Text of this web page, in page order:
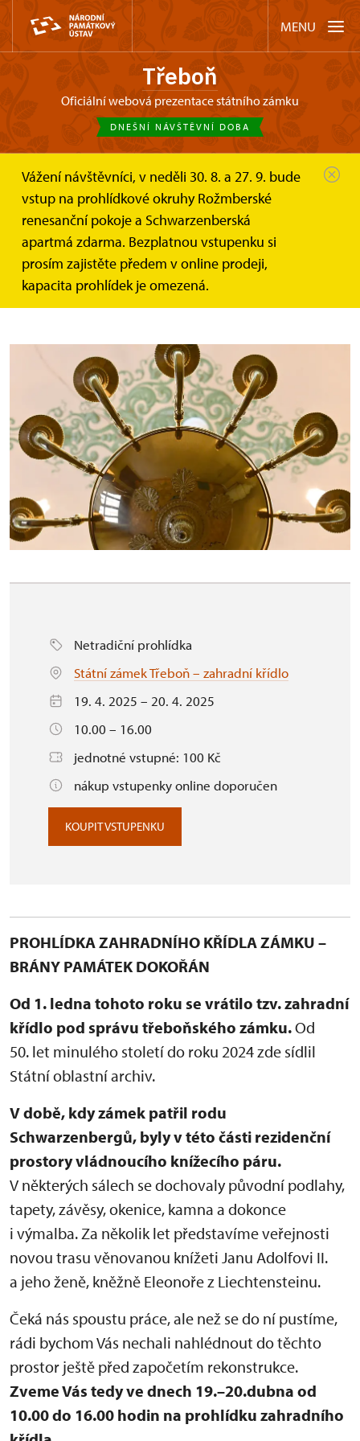
MENU
Třeboň
oficiální webová prezentace státního zámku
DNEŠNÍ NÁVŠTĚVNÍ DOBA
Vážení návštěvníci, v neděli 30. 8. a 27. 9. bude
vstup na prohlídkové okruhy Rožmberské
renesanční pokoje a Schwarzenberská
apartmá zdarma. Bezplatnou vstupenku si
prosím zajistěte předem v online prodeji,
kapacita prohlídek je omezená.
Třeboň Akce TŘEBOŇ: prohlídka zahradního...
TŘEBOŇ: prohlídka zahradního
křídla zámku – Brány památek
dokořán
Netradiční prohlídka
Státní zámek Třeboň – zahradní křídlo
19. 4. 2025 – 20. 4. 2025
10.00 – 16.00
jednotné vstupné: 100 Kč
nákup vstupenky online doporučen
KOUPIT VSTUPENKU
PROHLÍDKA ZAHRADNÍHO KŘÍDLA ZÁMKU –
BRÁNY PAMÁTEK DOKOŘÁN
Od 1. ledna tohoto roku se vrátilo tzv. zahradní
křídlo pod správu třeboňského zámku.Od
50. let minulého století do roku 2024 zde sídlil
Státní oblastní archiv.
V době, kdy zámek patřil rodu
Schwarzenbergů, byly v této části rezidenční
prostory vládnoucího knížecího páru.
V některých sálech se dochovaly původní podlahy,
tapety, závěsy, okenice, kamna a dokonce
i výmalba. Za několik let představíme veřejnosti
novou trasu věnovanou knížeti Janu Adolfovi II.
a jeho ženě, kněžně Eleonoře z Liechtensteinu.
Čeká nás spoustu práce, ale než se do ní pustíme,
rádi bychom Vás nechali nahlédnout do těchto
prostor ještě před započetím rekonstrukce.
Zveme Vás tedy ve dnech 19.–20.dubna od
10.00 do 16.00 hodin na prohlídku zahradního